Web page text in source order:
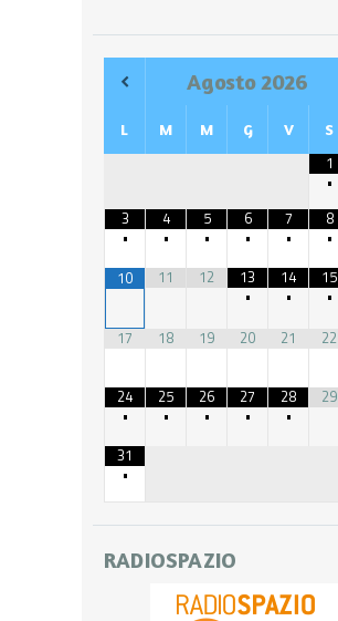
Agosto2026
L M M G V S
1
•
3
•
4
•
5
•
6
•
7
•
8
•
10 11 12
13
•
14
•
15
•
17
18 19 20 21 22
24
•
25
•
26
•
27
•
28
•
29
31
•
RADIOSPAZIO